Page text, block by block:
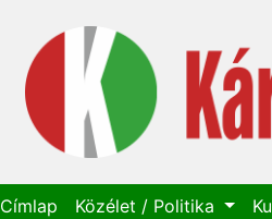
Címlap Közélet / Politika